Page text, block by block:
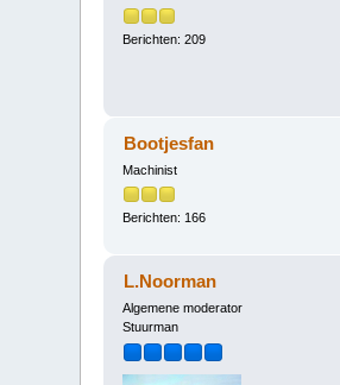
Berichten: 209
Bootjesfan
Machinist
Berichten: 166
L.Noorman
Algemene moderator
Stuurman